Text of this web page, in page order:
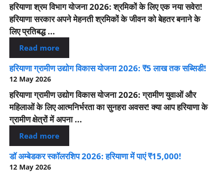
हरियाणा श्रम विभाग योजना 2026: श्रमिकों के लिए एक नया सवेरा!
हरियाणा सरकार अपने मेहनती श्रमिकों के जीवन को बेहतर बनाने के
लिए प्रतिबद्ध ...
Read more
हरियाणा ग्रामीण उद्योग विकास योजना 2026: ₹5 लाख तक सब्सिडी!
12 May 2026
हरियाणा ग्रामीण उद्योग विकास योजना 2026: ग्रामीण युवाओं और
महिलाओं के लिए आत्मनिर्भरता का सुनहरा अवसर! क्या आप हरियाणा के
ग्रामीण क्षेत्रों में अपना ...
Read more
डॉ अम्बेडकर स्कॉलरशिप 2026: हरियाणा में पाएं ₹15,000!
12 May 2026